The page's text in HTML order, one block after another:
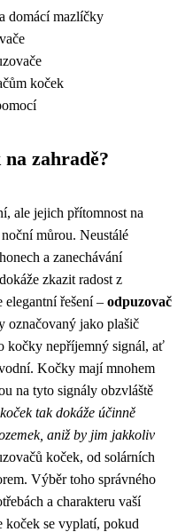
domácí mazlíčky
koček
zahradě?
ale jejich přítomnost na
můrou. Neustálé
a zanechávání
zkazit radost z
elegantní řešení – odpuzovač
označovaný jako plašič
kočky nepříjemný signál, ať
Kočky mají mnohem
na tyto signály obzvláště
tak dokáže účinně
aniž by jim jakkoliv
koček, od solárních
Výběr toho správného
a charakteru vaší
koček se vyplatí, pokud